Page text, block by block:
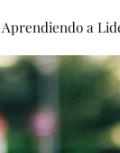
Aprendiendo a